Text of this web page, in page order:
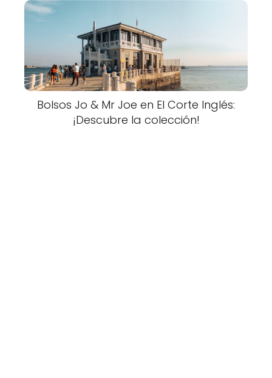
Bolsos Jo & Mr Joe en El Corte Inglés:
¡Descubre la colección!